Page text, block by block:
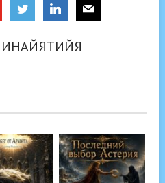
ИНАЙЯТИЙЯ